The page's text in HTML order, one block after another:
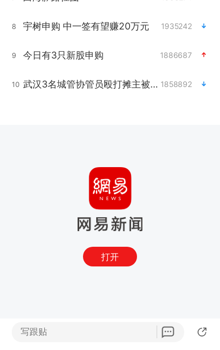
8 宇树申购 中一签有望赚20万元 1935242
9 今日有3只新股申购 1886687
10 武汉3名城管协管员殴打摊主被刑拘 1858892
打开
写跟贴